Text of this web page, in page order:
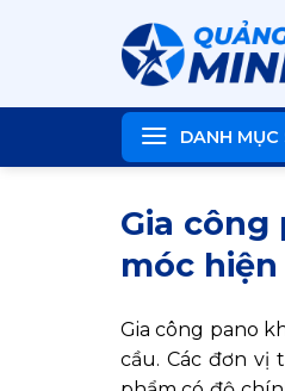
DANH MỤC
Gia công
móc hiện
Gia công pano
cầu. Các đơn vị